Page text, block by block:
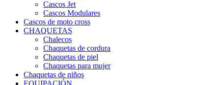
Cascos Jet
Cascos Modulares
Cascos de moto cross
CHAQUETAS
Chalecos
Chaquetas de cordura
Chaquetas de piel
Chaquetas para mujer
Chaquetas de niños